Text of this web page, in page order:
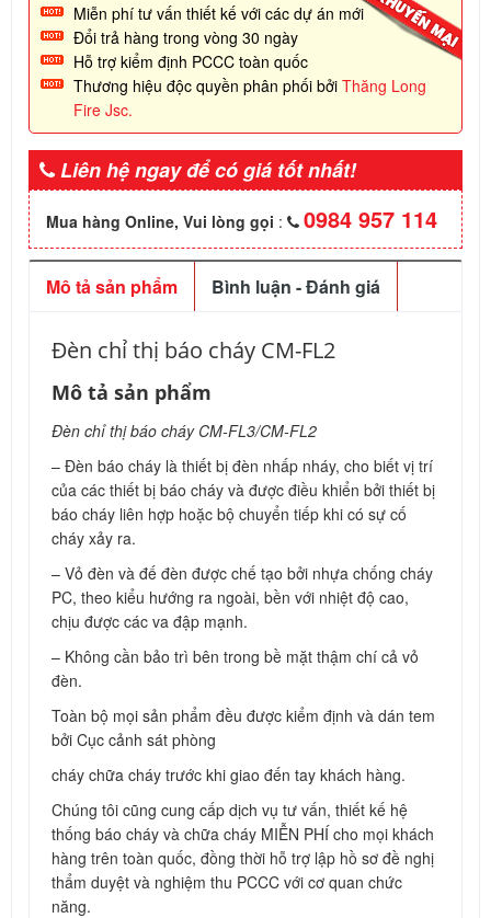
Miễn phí tư vấn thiết kế với các dự án mới
Đổi trả hàng trong vòng 30 ngày
Hỗ trợ kiểm định PCCC toàn quốc
Thương hiệu độc quyền phân phối bởi Thăng Long
Fire Jsc.
Liên hệ ngay để có giá tốt nhất!
Mua hàng Online, Vui lòng gọi : 0984 957 114
Mô tả sản phẩm Bình luận - Đánh giá
Đèn chỉ thị báo cháy CM-FL2
Mô tả sản phẩm
Đèn chỉ thị báo cháy CM-FL3/CM-FL2
– Đèn báo cháy là thiết bị đèn nhấp nháy, cho biết vị trí
của các thiết bị báo cháy và được điều khiển bởi thiết bị
báo cháy liên hợp hoặc bộ chuyển tiếp khi có sự cố
cháy xảy ra.
– Vỏ đèn và đế đèn được chế tạo bởi nhựa chống cháy
PC, theo kiểu hướng ra ngoài, bền với nhiệt độ cao,
chịu được các va đập mạnh.
– Không cần bảo trì bên trong bề mặt thậm chí cả vỏ
đèn.
Toàn bộ mọi sản phẩm đều được kiểm định và dán tem
bởi Cục cảnh sát phòng
cháy chữa cháy trước khi giao đến tay khách hàng.
Chúng tôi cũng cung cấp dịch vụ tư vấn, thiết kế hệ
thống báo cháy và chữa cháy MIỄN PHÍ cho mọi khách
hàng trên toàn quốc, đồng thời hỗ trợ lập hồ sơ đề nghị
thẩm duyệt và nghiệm thu PCCC với cơ quan chức
năng.